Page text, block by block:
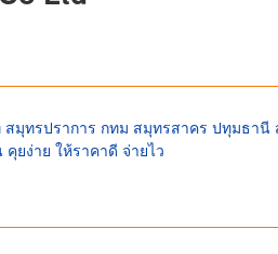
สมุทรปราการ กทม สมุทรสาคร ปทุมธา
ยง่าย ให้ราคาดี จ่ายไว